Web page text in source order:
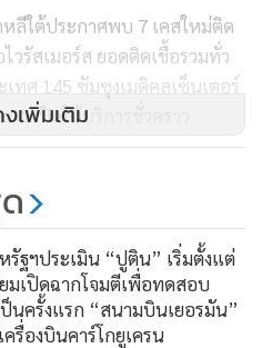
หลีใต้ประกาศพบ 7 เคสใหม่ติด
ไวรัสเมอร์ส ยอดติดเชื้อรวมทั่ว
เทศ 145 ซัมซุงเมดิคลเซ็นเตอร์
กาศปิดให้บริการชั่วคราว
หลีใต้เพิ่มเป็น 20 คนแล้ว
เพิ่มเติม
รัฐฯประเมิน “ปูติน” เริ่มตั้งแต่
มเปิดฉากโจมตีเพื่อทดสอบ
นครั้งแรก “สนามบินเยอรมัน”
รื่องบินคาร์โกยูเครน